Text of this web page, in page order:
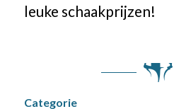
leuke schaakprijzen!
Categorie